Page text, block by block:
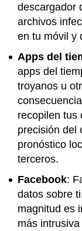
descargador
archivos
en tu móvil y
Apps del
apps del
troyanos u
recopilen tus
precisión del
pronóstico
terceros.
Facebook:
datos sobre
magnitud es
más